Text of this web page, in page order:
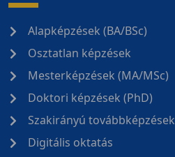
Alapképzések (BA/BSc)
Osztatlan képzések
Mesterképzések (MA/MSc)
Doktori képzések (PhD)
Szakirányú továbbképzések
Digitális oktatás